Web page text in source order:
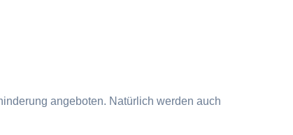
angeboten. Natürlich werden auch